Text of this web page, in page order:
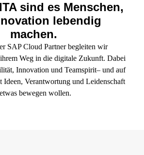
sind es Menschen,
lebendig
machen.
SAP Cloud Partner begleiten wir
Weg in die digitale Zukunft. Dabei
Innovation und Teamspirit– und auf
Ideen, Verantwortung und Leidenschaft
etwas bewegen wollen.